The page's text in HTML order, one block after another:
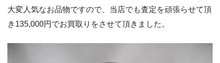
大変人気なお品物ですので、当店でも査定を頑張らせて頂
き135,000円でお買取りをさせて頂きました。